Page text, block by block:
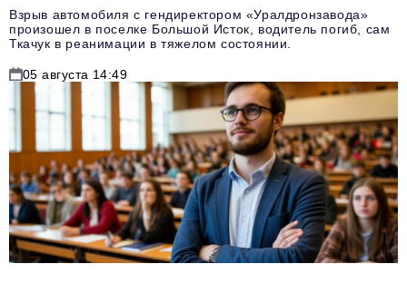
Взрыв автомобиля с гендиректором «Уралдронзавода»
произошел в поселке Большой Исток, водитель погиб, сам
Ткачук в реанимации в тяжелом состоянии.
05 августа 14:49